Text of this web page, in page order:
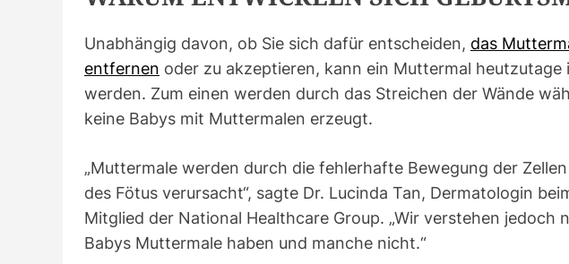
Unabhängig davon, ob Sie sich dafür entscheiden, das
entfernen oder zu akzeptieren, kann ein Muttermal
werden. Zum einen werden durch das Streichen der Wände
keine Babys mit Muttermalen erzeugt.
„Muttermale werden durch die fehlerhafte Bewegung der
des Fötus verursacht“, sagte Dr. Lucinda Tan, Dermatologin
Mitglied der National Healthcare Group. „Wir verstehen jedoch
Babys Muttermale haben und manche nicht.“